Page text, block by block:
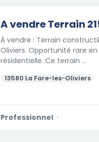
A vendre Terrain
À vendre : Terrain
Oliviers. Opportunité rare
résidentielle :Ce terrain …
13580 La Fare-les-Oliviers
Professionnel ·